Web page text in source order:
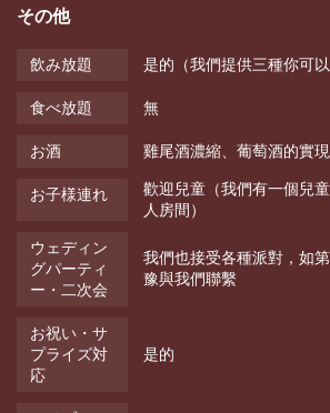
その他
飲み放題 是的（我們提供三種你可以
食べ放題 無
お酒 雞尾酒濃縮、葡萄酒的實現
お子様連れ
歡迎兒童（我們有一個兒
人房間）
ウェディン
グパーティ
ー・二次会
我們也接受各種派對，如
豫與我們聯繫
お祝い・サ
プライズ対
応
是的